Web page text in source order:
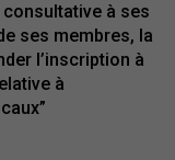
à ses
ses membres, la
l’inscription à
à